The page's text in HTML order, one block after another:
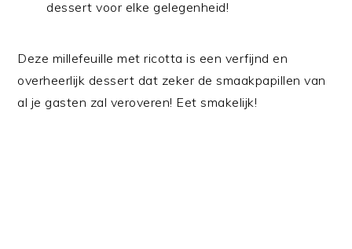
dessert voor elke gelegenheid!
Deze millefeuille met ricotta is een verfijnd en
overheerlijk dessert dat zeker de smaakpapillen van
al je gasten zal veroveren! Eet smakelijk!